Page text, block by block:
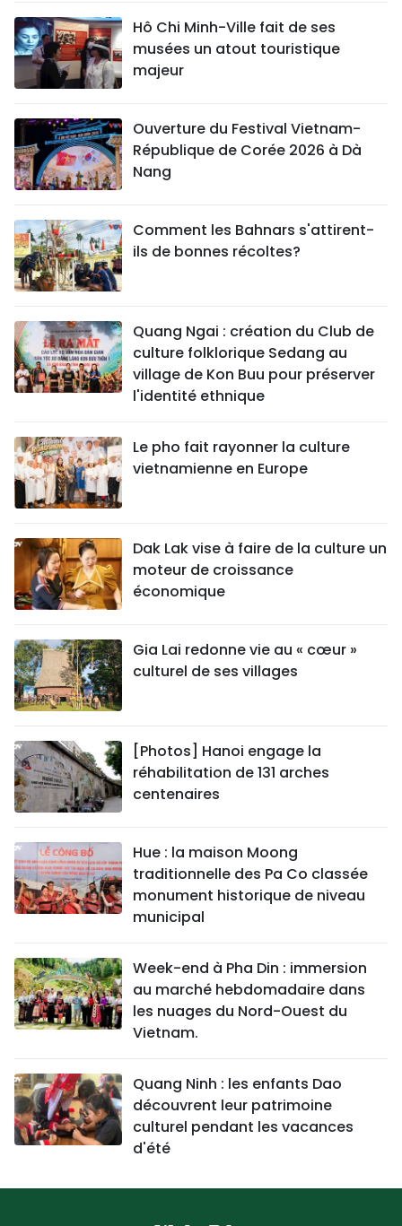
Hô Chi Minh-Ville fait de ses
musées un atout touristique
majeur
Ouverture du Festival Vietnam-
République de Corée 2026 à Dà
Nang
Comment les Bahnars s'attirent-
ils de bonnes récoltes?
Quang Ngai : création du Club de
culture folklorique Sedang au
village de Kon Buu pour préserver
l'identité ethnique
Le pho fait rayonner la culture
vietnamienne en Europe
Dak Lak vise à faire de la culture un
moteur de croissance
économique
Gia Lai redonne vie au « cœur »
culturel de ses villages
[Photos] Hanoi engage la
réhabilitation de 131 arches
centenaires
Hue : la maison Moong
traditionnelle des Pa Co classée
monument historique de niveau
municipal
Week-end à Pha Din : immersion
au marché hebdomadaire dans
les nuages du Nord-Ouest du
Vietnam.
Quang Ninh : les enfants Dao
découvrent leur patrimoine
culturel pendant les vacances
d'été